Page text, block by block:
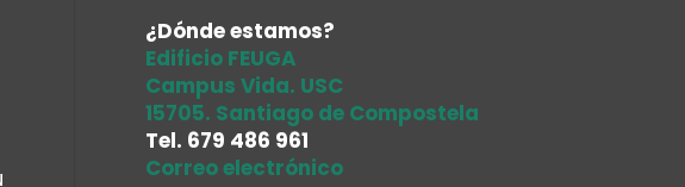
¿Dónde estamos?
Edificio FEUGA
Campus Vida. USC
15705. Santiago de Compostela
Tel. 679 486 961
Correo electrónico